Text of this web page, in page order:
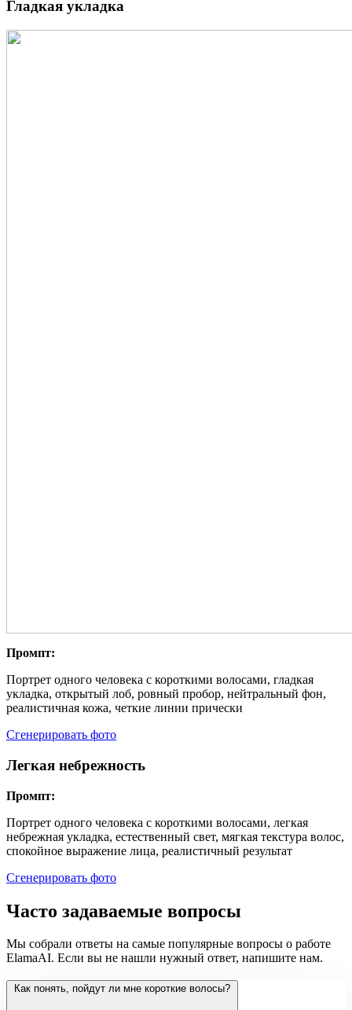
Гладкая укладка
Промпт:
Портрет одного человека с короткими волосами, гладкая
укладка, открытый лоб, ровный пробор, нейтральный фон,
реалистичная кожа, четкие линии прически
Сгенерировать фото
Легкая небрежность
Промпт:
Портрет одного человека с короткими волосами, легкая
небрежная укладка, естественный свет, мягкая текстура волос,
спокойное выражение лица, реалистичный результат
Сгенерировать фото
Часто задаваемые вопросы
Мы собрали ответы на самые популярные вопросы о работе
ElamaAI. Если вы не нашли нужный ответ, напишите нам.
Как понять, пойдут ли мне короткие волосы?